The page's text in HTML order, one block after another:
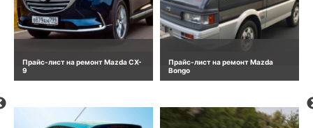
Прайс-лист на ремонт Mazda CX-
9
Прайс-лист на ремонт Mazda
Bongo